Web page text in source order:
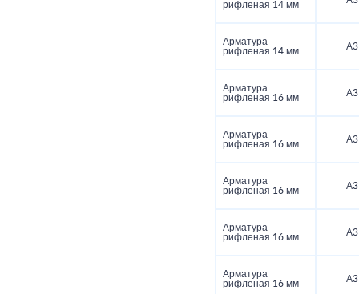
рифленая 14 мм
Арматура
рифленая 14 мм
А3
Арматура
рифленая 16 мм
А3
Арматура
рифленая 16 мм
А3
Арматура
рифленая 16 мм
А3
Арматура
рифленая 16 мм
А3
Арматура
рифленая 16 мм
А3